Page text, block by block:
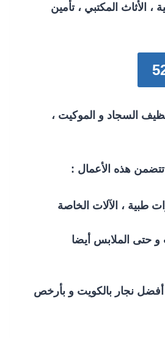
، الأثاث المكتبي ، تأمين
السجاد و الموكيت ،
تتضمن هذه الأعمال :
طبية ، الآلات الخاصة
و حتى الملابس أيضا
أفضل نجار بالكويت و بأرخص